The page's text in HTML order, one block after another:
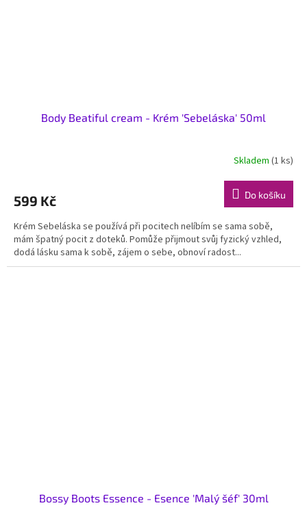
Body Beatiful cream - Krém 'Sebeláska' 50ml
Skladem (1 ks)
599 Kč Do košíku
Krém Sebeláska se používá při pocitech nelíbím se sama sobě,
mám špatný pocit z doteků. Pomůže přijmout svůj fyzický vzhled,
dodá lásku sama k sobě, zájem o sebe, obnoví radost...
Bossy Boots Essence - Esence 'Malý šéf' 30ml